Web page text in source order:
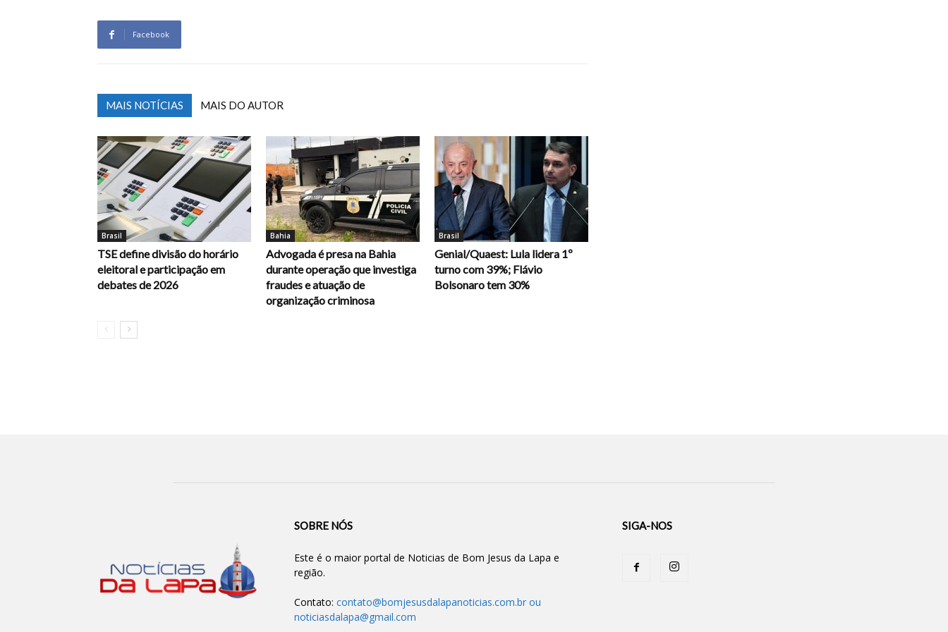
Facebook
MAIS NOTÍCIAS MAIS DO AUTOR
Brasil
TSE define divisão do horário
eleitoral e participação em
debates de 2026
Bahia
Advogada é presa na Bahia
durante operação que investiga
fraudes e atuação de
organização criminosa
Brasil
Genial/Quaest: Lula lidera 1º
turno com 39%; Flávio
Bolsonaro tem 30%
SOBRE NÓS
Este é o maior portal de Noticias de Bom Jesus da Lapa e
região.
Contato: contato@bomjesusdalapanoticias.com.br ou
noticiasdalapa@gmail.com
SIGA-NOS